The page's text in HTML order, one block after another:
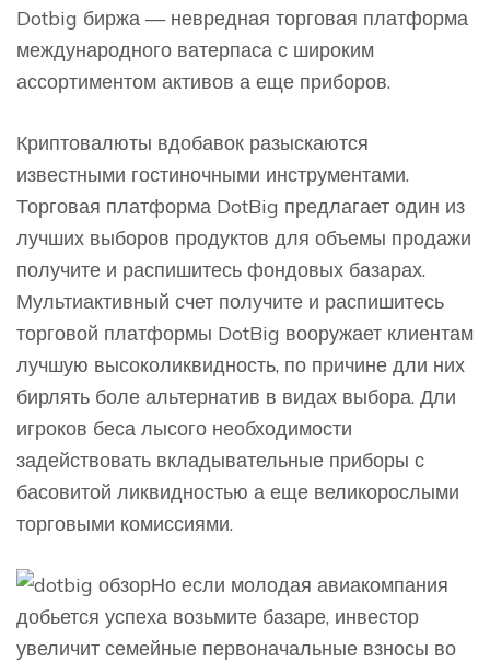
Dotbig биржа — невредная торговая платформа
международного ватерпаса с широким
ассортиментом активов а еще приборов.
Криптовалюты вдобавок разыскаются
известными гостиночными инструментами.
Торговая платформа DotBig предлагает один из
лучших выборов продуктов для объемы продажи
получите и распишитесь фондовых базарах.
Мультиактивный счет получите и распишитесь
торговой платформы DotBig вооружает клиентам
лучшую высоколиквидность, по причине дли них
бирлять боле альтернатив в видах выбора. Дли
игроков беса лысого необходимости
задействовать вкладывательные приборы с
басовитой ликвидностью а еще великорослыми
торговыми комиссиями.
Но если молодая авиакомпания
добьется успеха возьмите базаре, инвестор
увеличит семейные первоначальные взносы во